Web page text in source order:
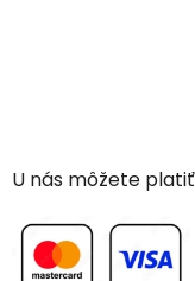
U nás môžete